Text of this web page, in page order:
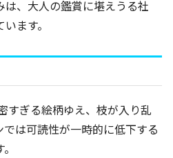
は、大人の鑑賞に堪えうる社
ます。
すぎる絵柄ゆえ、枝が入り乱
は可読性が一時的に低下する